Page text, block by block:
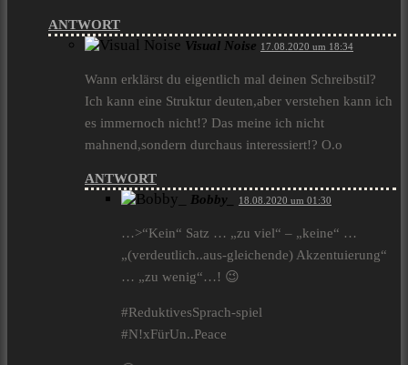
ANTWORT
Visual Noise 17.08.2020 um 18:34
Wann erklärst du eigentlich mal deinen Schreibstil?
Ich kann eine Struktur deuten,aber verstehen kann ich
es immernoch nicht!? Das meine ich nicht
mahnend,sondern durchaus interessiert!? O.o
ANTWORT
Bobby_
18.08.2020 um 01:30
…>“Kein“ Satz … „zu viel“ – „keine“ …
„(verdeutlich..aus-gleichende) Akzentuierung“
… „zu wenig“…! 😉
#ReduktivesSprach-spiel
#N!xFürUn..Peace